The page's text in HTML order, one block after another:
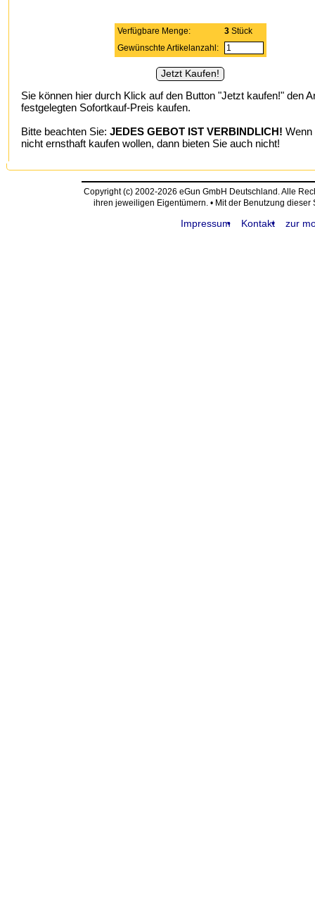
Verfügbare Menge: 3Stück
Gewünschte Artikelanzahl:
Sie können hier durch Klick auf den Button "Jetzt kaufen!" den
festgelegten Sofortkauf-Preis kaufen.
Bitte beachten Sie: JEDES GEBOT IST VERBINDLICH! Wenn
nicht ernsthaft kaufen wollen, dann bieten Sie auch nicht!
Copyright (c) 2002-2026 eGun GmbH Deutschland. Alle
ihren jeweiligen Eigentümern. • Mit der Benutzung
Impressum Kontakt zur